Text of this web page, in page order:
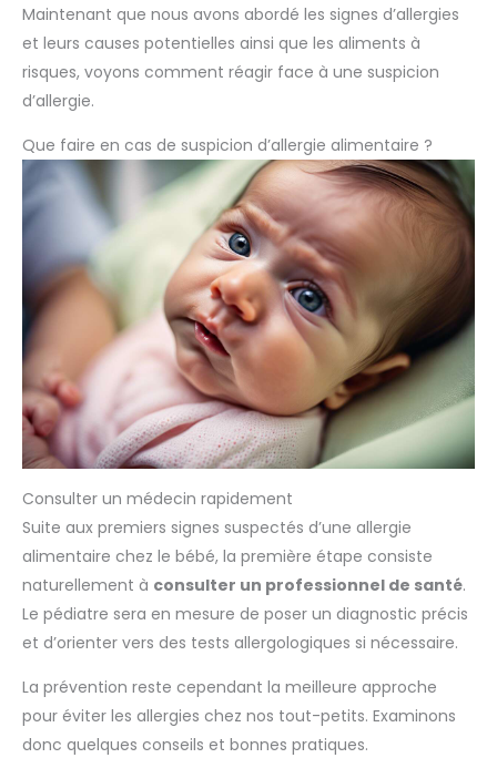
Maintenant que nous avons abordé les signes d’allergies
et leurs causes potentielles ainsi que les aliments à
risques, voyons comment réagir face à une suspicion
d’allergie.
Que faire en cas de suspicion d’allergie alimentaire ?
Consulter un médecin rapidement
Suite aux premiers signes suspectés d’une allergie
alimentaire chez le bébé, la première étape consiste
naturellement à consulter un professionnel de santé.
Le pédiatre sera en mesure de poser un diagnostic précis
et d’orienter vers des tests allergologiques si nécessaire.
La prévention reste cependant la meilleure approche
pour éviter les allergies chez nos tout-petits. Examinons
donc quelques conseils et bonnes pratiques.